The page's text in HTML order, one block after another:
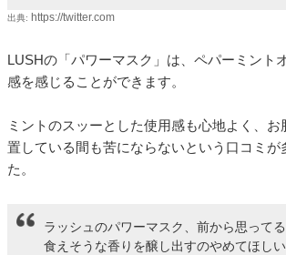
出典: https://twitter.com
LUSHの「パワーマスク」は、ペパーミント
感を感じることができます。
ミントのスッーとした使用感も心地よく、
置している間も苦にならないという口コミが
た。
ラッシュのパワーマスク、前から思って
食えそうな香りを醸し出すのやめてほし